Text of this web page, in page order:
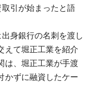
引が始まったと語
身銀行の名刺を渡し
えて堀正工業を紹介
は、堀正工業が手渡
かずに融資したケー